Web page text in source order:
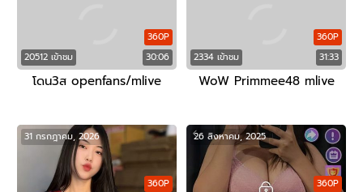
20512 เข้าชม 30:06
360P
โดน3ส openfans/mlive
2334 เข้าชม 31:33
360P
WoW Primmee48 mlive
360P
31 กรกฎาคม, 2026
360P
26 สิงหาคม, 2025